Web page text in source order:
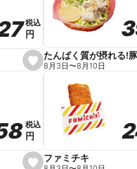
o
r
i
e
s
e
o
r
i
e
税込
税込
円
円
8月3日〜8月10日
s
税込
税込
円
円
ファミチキ